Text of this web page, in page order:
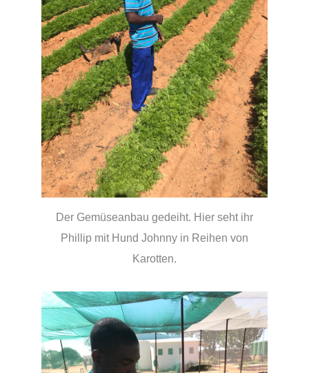
Der Gemüseanbau gedeiht. Hier seht ihr
Phillip mit Hund Johnny in Reihen von
Karotten.